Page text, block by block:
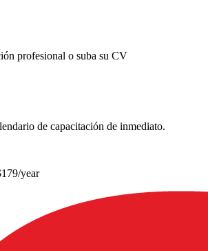
profesional o suba su CV
de capacitación de inmediato.
year